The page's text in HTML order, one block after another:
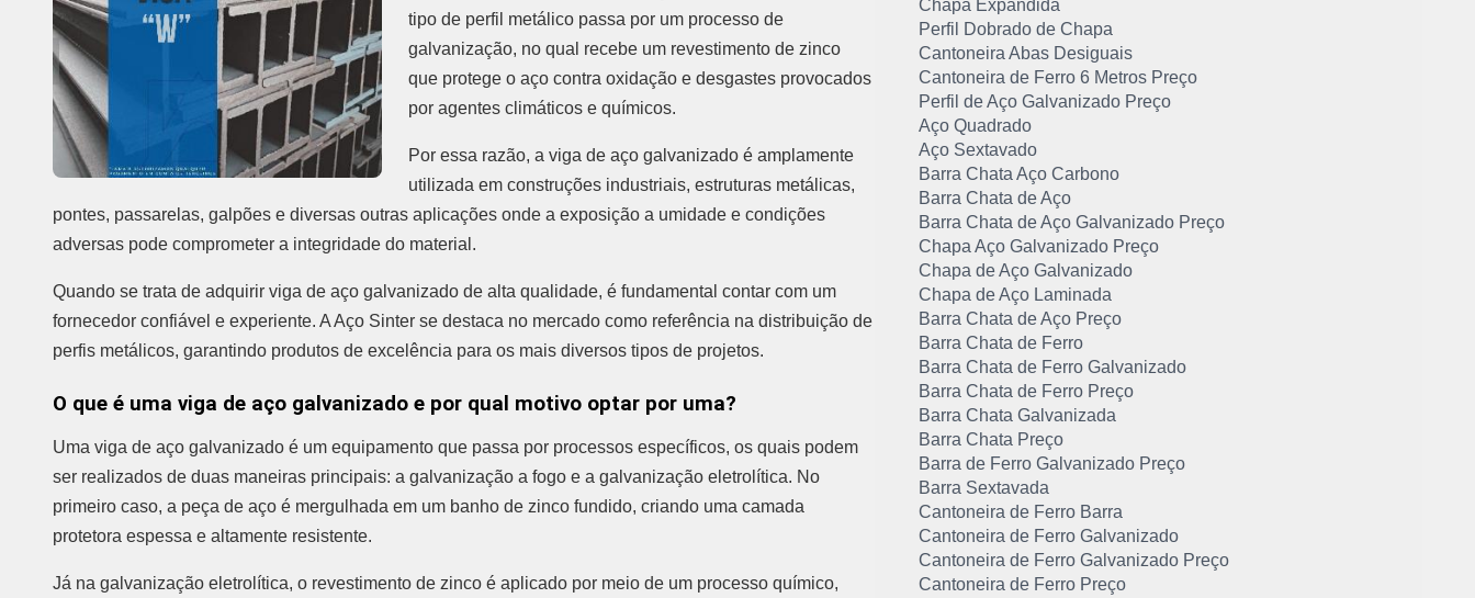
tipo de perfil metálico passa por um processo de
galvanização, no qual recebe um revestimento de zinco
que protege o aço contra oxidação e desgastes provocados
por agentes climáticos e químicos.
Por essa razão, a viga de aço galvanizado é amplamente
utilizada em construções industriais, estruturas metálicas,
pontes, passarelas, galpões e diversas outras aplicações onde a exposição a umidade e condições
adversas pode comprometer a integridade do material.
Quando se trata de adquirir viga de aço galvanizado de alta qualidade, é fundamental contar com um
fornecedor confiável e experiente. A Aço Sinter se destaca no mercado como referência na distribuição de
perfis metálicos, garantindo produtos de excelência para os mais diversos tipos de projetos.
O que é uma viga de aço galvanizado e por qual motivo optar por uma?
Uma viga de aço galvanizado é um equipamento que passa por processos específicos, os quais podem
ser realizados de duas maneiras principais: a galvanização a fogo e a galvanização eletrolítica. No
primeiro caso, a peça de aço é mergulhada em um banho de zinco fundido, criando uma camada
protetora espessa e altamente resistente.
Já na galvanização eletrolítica, o revestimento de zinco é aplicado por meio de um processo químico,
Chapa Expandida
Perfil Dobrado de Chapa
Cantoneira Abas Desiguais
Cantoneira de Ferro 6 Metros Preço
Perfil de Aço Galvanizado Preço
Aço Quadrado
Aço Sextavado
Barra Chata Aço Carbono
Barra Chata de Aço
Barra Chata de Aço Galvanizado Preço
Chapa Aço Galvanizado Preço
Chapa de Aço Galvanizado
Chapa de Aço Laminada
Barra Chata de Aço Preço
Barra Chata de Ferro
Barra Chata de Ferro Galvanizado
Barra Chata de Ferro Preço
Barra Chata Galvanizada
Barra Chata Preço
Barra de Ferro Galvanizado Preço
Barra Sextavada
Cantoneira de Ferro Barra
Cantoneira de Ferro Galvanizado
Cantoneira de Ferro Galvanizado Preço
Cantoneira de Ferro Preço